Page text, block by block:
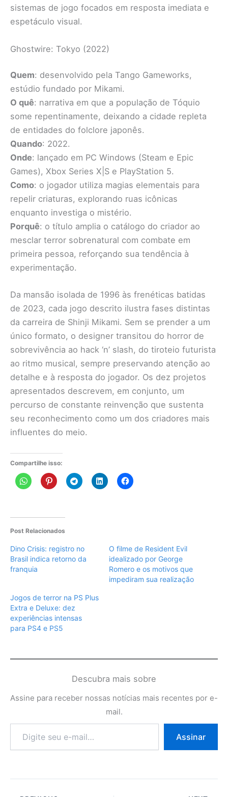
sistemas de jogo focados em resposta imediata e
espetáculo visual.
Ghostwire: Tokyo (2022)
Quem: desenvolvido pela Tango Gameworks,
estúdio fundado por Mikami.
O quê: narrativa em que a população de Tóquio
some repentinamente, deixando a cidade repleta
de entidades do folclore japonês.
Quando: 2022.
Onde: lançado em PC Windows (Steam e Epic
Games), Xbox Series X|S e PlayStation 5.
Como: o jogador utiliza magias elementais para
repelir criaturas, explorando ruas icônicas
enquanto investiga o mistério.
Porquê: o título amplia o catálogo do criador ao
mesclar terror sobrenatural com combate em
primeira pessoa, reforçando sua tendência à
experimentação.
Da mansão isolada de 1996 às frenéticas batidas
de 2023, cada jogo descrito ilustra fases distintas
da carreira de Shinji Mikami. Sem se prender a um
único formato, o designer transitou do horror de
sobrevivência ao hack ‘n’ slash, do tiroteio futurista
ao ritmo musical, sempre preservando atenção ao
detalhe e à resposta do jogador. Os dez projetos
apresentados descrevem, em conjunto, um
percurso de constante reinvenção que sustenta
seu reconhecimento como um dos criadores mais
influentes do meio.
Compartilhe isso:
Post Relacionados
Dino Crisis: registro no
Brasil indica retorno da
franquia
O filme de Resident Evil
idealizado por George
Romero e os motivos que
impediram sua realização
Jogos de terror na PS Plus
Extra e Deluxe: dez
experiências intensas
para PS4 e PS5
Descubra mais sobre
Assine para receber nossas notícias mais recentes por e-
mail.
e-
Assinar